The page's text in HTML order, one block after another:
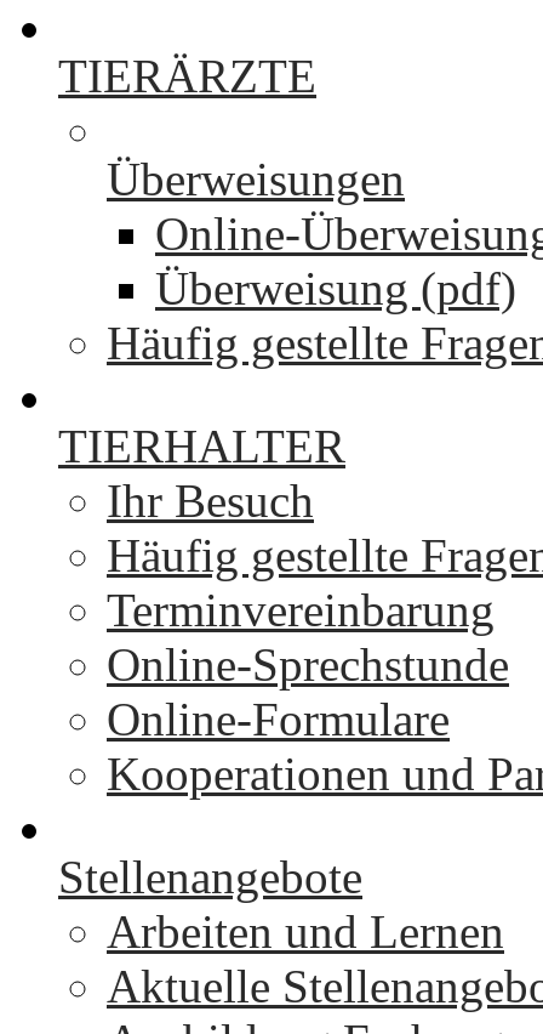
TIERÄRZTE
Überweisungen
Online-
Überweisung (pdf)
Häufig gestellte
TIERHALTER
Ihr Besuch
Häufig gestellte
Terminvereinbarung
Online-Sprechstunde
Online-Formulare
Kooperationen und
Stellenangebote
Arbeiten und Lernen
Aktuelle